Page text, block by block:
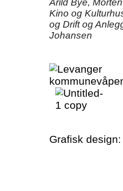
Arild Bye,
Kino og
og Drift og
Johansen
Grafisk